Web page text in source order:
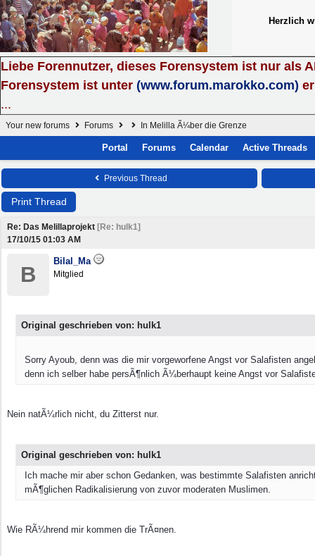
Herzlich
Liebe Forennutzer, dieses Forensystem ist nur als
Forensystem ist unter (www.forum.marokko.com)
...
Your new forums Forums In Melilla Ã¼ber die Grenze
Portal Forums Calendar Active Threads
Previous Thread
Print Thread
Re: Das Melillaprojekt [Re: hulk1]
17/10/15 01:03 AM
B
Bilal_Ma
Mitglied
Original geschrieben von: hulk1
Sorry Ayoub, denn was die mir vorgeworfene Angst vor Salafisten
denn ich selber habe persÃ¶nlich Ã¼berhaupt keine Angst vor
Nein natÃ¼rlich nicht, du Zitterst nur.
Original geschrieben von: hulk1
Ich mache mir aber schon Gedanken, was bestimmte Salafisten
mÃ¶glichen Radikalisierung von zuvor moderaten Muslimen.
Wie RÃ¼hrend mir kommen die TrÃ¤nen.